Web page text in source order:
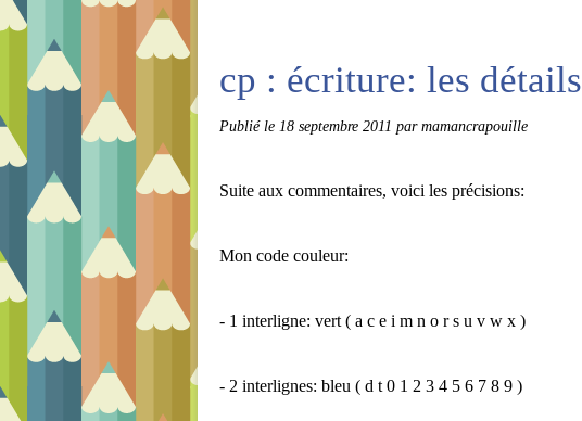
cp : écriture: les détails
Publié le 18 septembre 2011 par mamancrapouille
Suite aux commentaires, voici les précisions:
Mon code couleur:
- 1 interligne: vert ( a c e i m n o r s u v w x )
- 2 interlignes: bleu ( d t 0 1 2 3 4 5 6 7 8 9 )